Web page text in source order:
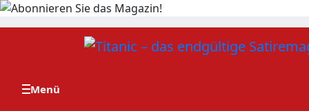
Zum